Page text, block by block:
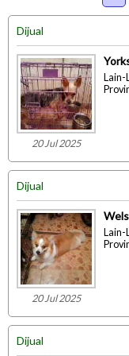
Dijual
20 Jul 2025
Lain-
Dijual
20 Jul 2025
Lain-
Dijual